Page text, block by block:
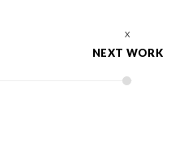
NEXT WORK